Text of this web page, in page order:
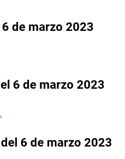
de marzo 2023
6 de marzo 2023
6 de marzo 2023